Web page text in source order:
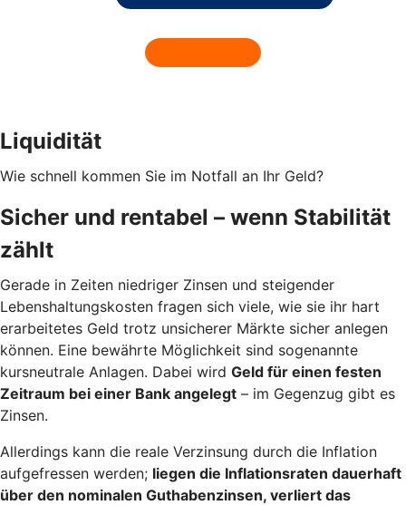
Liquidität
Wie schnell kommen Sie im Notfall an Ihr Geld?
Sicher und rentabel – wenn Stabilität
zählt
Gerade in Zeiten niedriger Zinsen und steigender
Lebenshaltungskosten fragen sich viele, wie sie ihr hart
erarbeitetes Geld trotz unsicherer Märkte sicher anlegen
können. Eine bewährte Möglichkeit sind sogenannte
kursneutrale Anlagen. Dabei wird Geld für einen festen
Zeitraum bei einer Bank angelegt – im Gegenzug gibt es
Zinsen.
Allerdings kann die reale Verzinsung durch die Inflation
aufgefressen werden; liegen die Inflationsraten dauerhaft
über den nominalen Guthabenzinsen, verliert das